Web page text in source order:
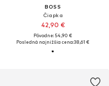
BOSS
Čiapka
42,90 €
Pôvodne: 54,90 €
Posledná najnižšia cena:38,61 €